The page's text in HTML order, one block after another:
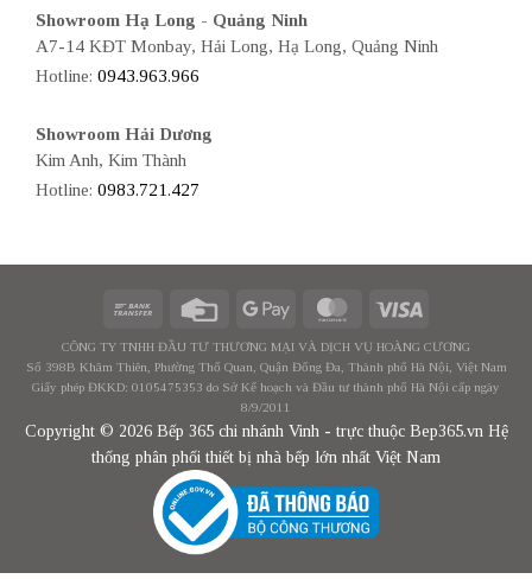
Showroom Hạ Long - Quảng Ninh
A7-14 KĐT Monbay, Hải Long, Hạ Long, Quảng Ninh
Hotline: 0943.963.966
Showroom Hải Dương
Kim Anh, Kim Thành
Hotline: 0983.721.427
CÔNG TY TNHH ĐẦU TƯ THƯƠNG MẠI VÀ DỊCH VỤ HOÀNG CƯƠNG
Số 398B Khâm Thiên, Phường Thổ Quan, Quận Đống Đa, Thành phố Hà Nội, Việt Nam
Giấy phép ĐKKD: 0105475353 do Sở Kế hoạch và Đầu tư thành phố Hà Nội cấp ngày
8/9/2011
Copyright © 2026 Bếp 365 chi nhánh Vinh - trực thuộc Bep365.vn Hệ
thống phân phối thiết bị nhà bếp lớn nhất Việt Nam